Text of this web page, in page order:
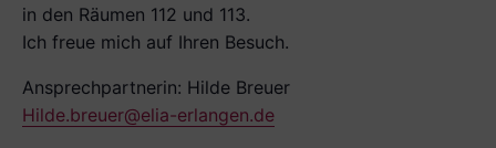
in den Räumen 112 und 113.
Ich freue mich auf Ihren Besuch.
Ansprechpartnerin: Hilde Breuer
Hilde.breuer@elia-erlangen.de